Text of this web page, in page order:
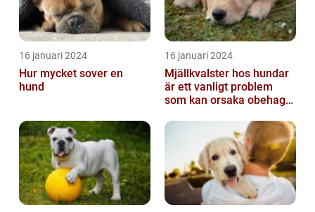
16 januari 2024
Hur mycket sover en
hund
16 januari 2024
Mjällkvalster hos hundar
är ett vanligt problem
som kan orsaka obehag
hunden...